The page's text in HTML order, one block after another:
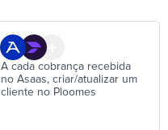
A cada cobrança recebida
no Asaas, criar/atualizar um
cliente no Ploomes